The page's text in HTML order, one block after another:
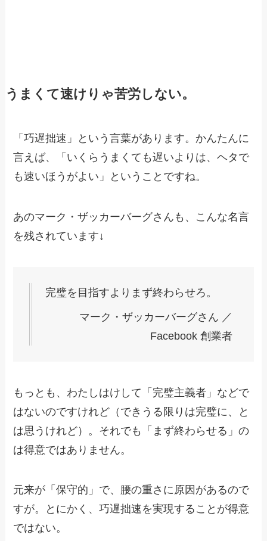
うまくて速けりゃ苦労しない。
「巧遅拙速」という言葉があります。かんたんに
言えば、「いくらうまくても遅いよりは、ヘタで
も速いほうがよい」ということですね。
あのマーク・ザッカーバーグさんも、こんな名言
を残されています↓
完璧を目指すよりまず終わらせろ。
マーク・ザッカーバーグさん ／
Facebook 創業者
もっとも、わたしはけして「完璧主義者」などで
はないのですけれど（できうる限りは完璧に、と
は思うけれど）。それでも「まず終わらせる」の
は得意ではありません。
元来が「保守的」で、腰の重さに原因があるので
すが。とにかく、巧遅拙速を実現することが得意
ではない。